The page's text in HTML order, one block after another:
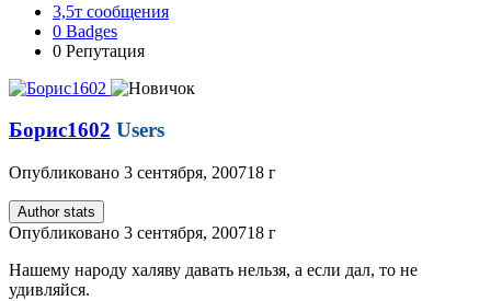
3,5т сообщения
0 Badges
0 Репутация
Борис1602 Users
Опубликовано 3 сентября, 200718 г
Author stats
Опубликовано 3 сентября, 200718 г
Нашему народу халяву давать нельзя, а если дал, то не
удивляйся.